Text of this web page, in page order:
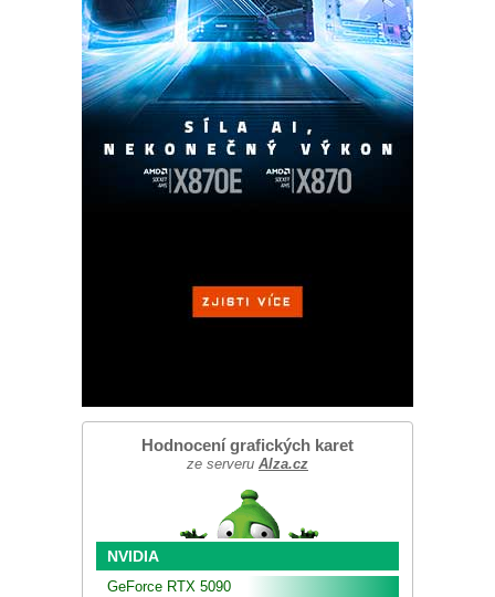
Hodnocení grafických karet
ze serveru Alza.cz
NVIDIA
GeForce RTX 5090